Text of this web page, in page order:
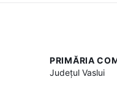
PRIMĂRIA
JudețulVaslui